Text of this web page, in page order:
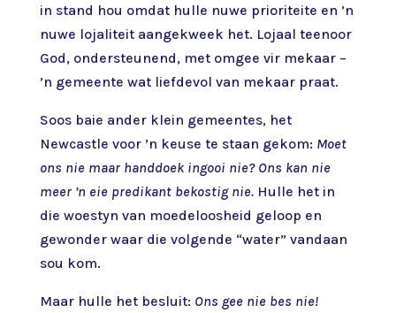
in stand hou omdat hulle nuwe prioriteite en ’n
nuwe lojaliteit aangekweek het. Lojaal teenoor
God, ondersteunend, met omgee vir mekaar –
’n gemeente wat liefdevol van mekaar praat.
Soos baie ander klein gemeentes, het
Newcastle voor ’n keuse te staan gekom: Moet
ons nie maar handdoek ingooi nie? Ons kan nie
meer ’n eie predikant bekostig nie.Hulle het in
die woestyn van moedeloosheid geloop en
gewonder waar die volgende “water” vandaan
sou kom.
Maar hulle het besluit: Ons gee nie bes nie!